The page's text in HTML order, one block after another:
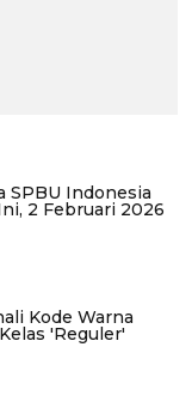
SPBU Indonesia
2 Februari 2026
Kode Warna
'Reguler'